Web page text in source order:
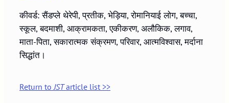
कीवर्ड: सैंडप्ले थेरेपी, प्रतीक, भेड़िया, रोमानियाई लोग, बच्चा,
स्कूल, बदमाशी, आक्रामकता, एकीकरण, अलौकिक, लगाव,
माता-पिता, सकारात्मक संक्रमण, परिवार, आत्मविश्वास, मर्दाना
सिद्धांत।
Return toJSTarticle list >>